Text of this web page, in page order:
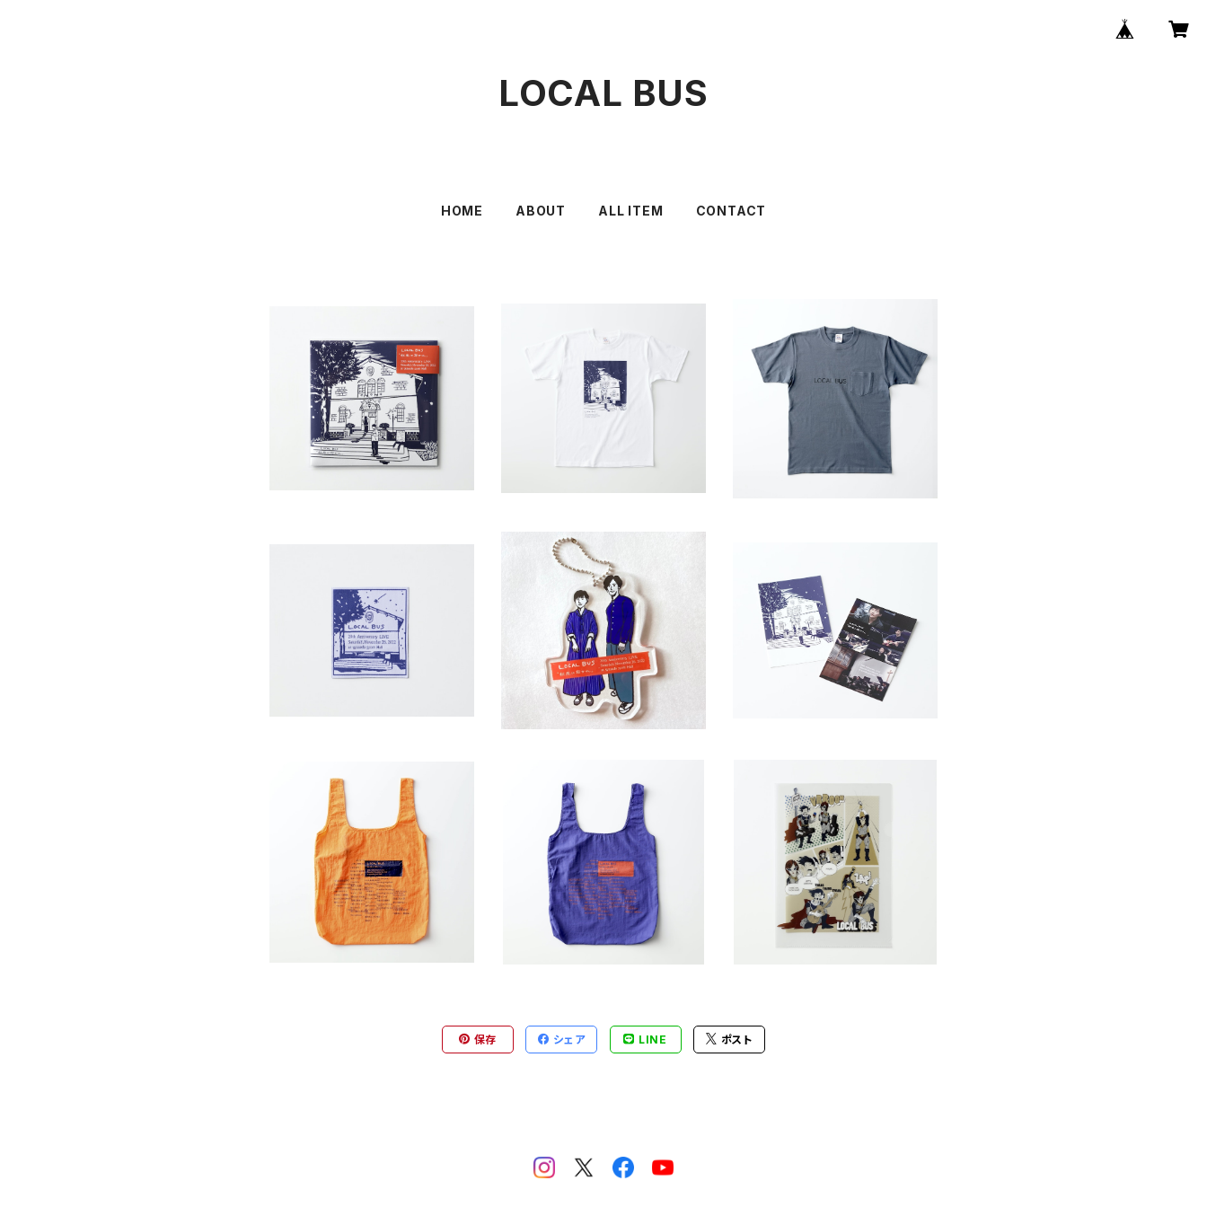
LOCAL BUS
HOME ABOUT ALL ITEM CONTACT
LOCAL BUS〝秋風に抱かれ〟20
th Anniversary LIVE CD
¥4,000
LOCAL BUS〝秋風に抱かれ〟LIV
E CD Tシャツ
SOLD OUT
LOCAL BUS LOGO ポケットT
シャツ
¥4,000
LOCAL BUS〝秋風に抱かれ〟LIV
E CD オリジナルタグ
¥600
LOCAL BUS〝秋風に抱かれ〟オ
リジナルキーホルダー
¥1,000
LOCAL BUS〝秋風に抱かれ〟オ
リジナル ポストカード2枚セット
¥300
LOCAL BUS〝秋風に抱かれ〟オ
リジナル ナイロンエコバッグ（オ
レンジ）
¥2,500
LOCAL BUS〝秋風に抱かれ〟オ
リジナル ナイロンエコバッグ（ブ
ルー）
¥2,500
LOCAL BUS アメコミ風 クリアフ
ォルダ Illustrated by JAMES
CORBETT
¥500
保存 シェア LINE ポスト